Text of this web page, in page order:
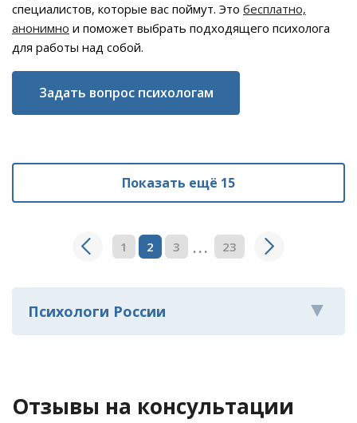
специалистов, которые вас поймут. Это бесплатно,
анонимно и поможет выбрать подходящего психолога
для работы над собой.
Задать вопрос психологам
Показать ещё 15
1 2 3 ... 23
Психологи России
Отзывы на консультации